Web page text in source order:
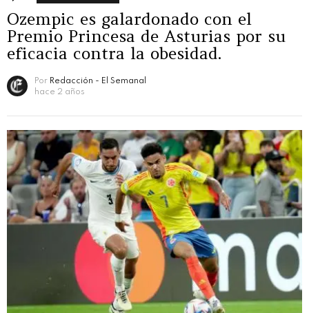
Ozempic es galardonado con el
Premio Princesa de Asturias por su
eficacia contra la obesidad.
Por Redacción - El Semanal
hace 2 años